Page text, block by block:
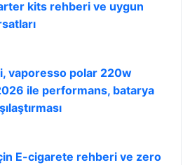
kits rehberi ve uygun
vaporesso polar 220w
ile performans, batarya
E-cigarete rehberi ve zero